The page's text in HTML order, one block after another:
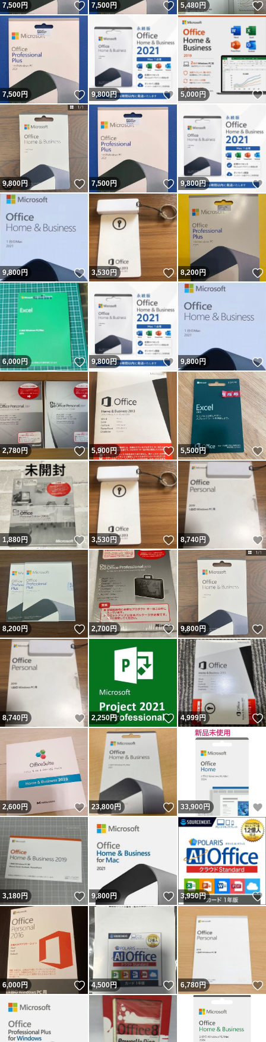
7,500円 いいね！
7,500円 いいね！
5,480円
7,500円 いいね！
9,800円 いいね！
5,000円
9,800円 いいね！
7,500円 いいね！
9,800円
9,800円 いいね！
3,530円 いいね！
8,200円
6,000円 いいね！
9,800円 いいね！
9,800円
2,780円 いいね！
5,900円 いいね！
5,500円
1,880円 いいね！
3,530円 いいね！
8,740円
8,200円 いいね！
2,700円 いいね！
9,800円
8,740円 いいね！
2,250円 いいね！
4,999円
2,600円 いいね！
23,800円 いいね！
33,900 円
3,180円 いいね！
9,800円 いいね！
3,950円
6,000円 いいね！
4,500円 いいね！
6,780円